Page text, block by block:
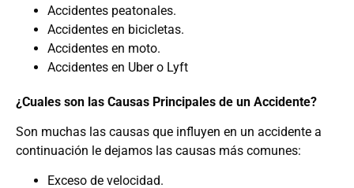
Accidentes peatonales.
Accidentes en bicicletas.
Accidentes en moto.
Accidentes en Uber o Lyft
¿Cuales son las Causas Principales de un Accidente?
Son muchas las causas que influyen en un accidente a
continuación le dejamos las causas más comunes:
Exceso de velocidad.